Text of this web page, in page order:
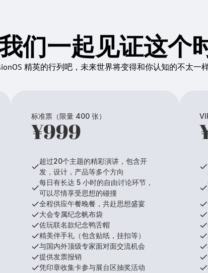
们一起见证这个
精英的行列吧，未来世界将变得和你认知的不太一
标准票（限量 400 张）
¥999
超过20个主题的精彩演讲，包含开
发，设计，产品等多个方向
每日有长达 5 小时的自由讨论环节，
可以尽情享受思想的碰撞
全程供应午餐晚餐，共赴思想盛宴
大会专属纪念帆布袋
佐玩联名款纪念鸭舌帽
精美伴手礼（包含贴纸，挂扣等）
与国内外顶级专家面对面交流机会
提供发票报销
凭印章收集卡参与展台区抽奖活动